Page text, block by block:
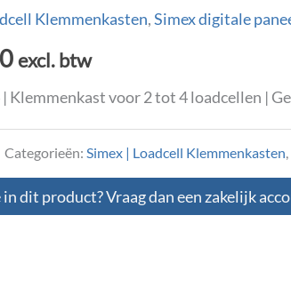
Klemmenkasten,Simex digitale
excl. btw
| Klemmenkast voor 2 tot 4 loadcellen |
Categorieën: Simex | Loadcell Klemmenkasten,
dit product? Vraag dan een zakelijk